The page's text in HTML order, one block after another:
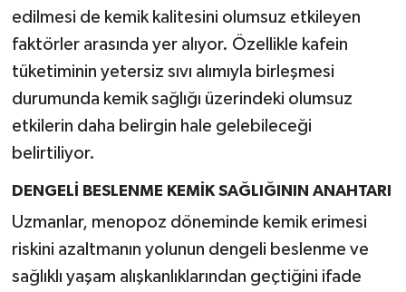
edilmesi de kemik kalitesini olumsuz etkileyen
faktörler arasında yer alıyor. Özellikle kafein
tüketiminin yetersiz sıvı alımıyla birleşmesi
durumunda kemik sağlığı üzerindeki olumsuz
etkilerin daha belirgin hale gelebileceği
belirtiliyor.
DENGELİ BESLENME KEMİK SAĞLIĞININ ANAHTARI
Uzmanlar, menopoz döneminde kemik erimesi
riskini azaltmanın yolunun dengeli beslenme ve
sağlıklı yaşam alışkanlıklarından geçtiğini ifade